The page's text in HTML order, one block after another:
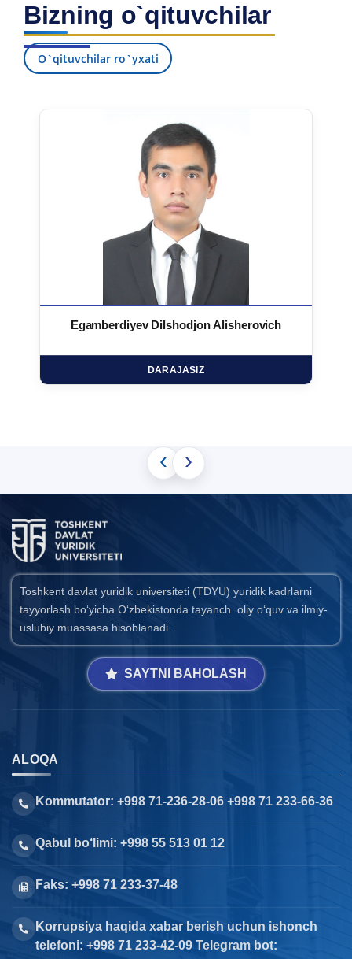
Bizning o`qituvchilar
O`qituvchilar ro`yxati
Egamberdiyev Dilshodjon Alisherovich
DARAJASIZ
‹ ›
Toshkent davlat yuridik universiteti (TDYU) yuridik kadrlarni
tayyorlash bo‘yicha O‘zbekistonda tayanch oliy o‘quv va ilmiy-
uslubiy muassasa hisoblanadi.
SAYTNI BAHOLASH
ALOQA
Kommutator: +998 71-236-28-06 +998 71 233-66-36
Qabul bo‘limi: +998 55 513 01 12
Faks: +998 71 233-37-48
Korrupsiya haqida xabar berish uchun ishonch
telefoni: +998 71 233-42-09 Telegram bot: